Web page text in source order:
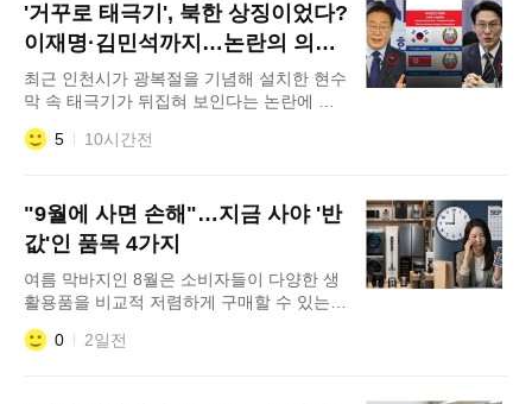
기온은 19도를 기록할 것으로 나타났다. 공
개된 기상 지도 데이터에서는 한반도 중북부
지역이 초록색의 낮은 기온대로 뒤덮인 모습
을
'거꾸로 태극기', 북한 상징이었다?
이재명·김민석까지…논란의 의미
는
최근 인천시가 광복절을 기념해 설치한 현수
막 속 태극기가 뒤집혀 보인다는 논란에 휩
싸인 가운데 인천 송도 불꽃축제 현장에서도
태극 문양이 뒤집힌 모습이 포착됐다. 여기
잇따라 재조명되며 별도의 의도가 있는 것
아니냐는 의혹까지 제기되고 있다. 앞서 인
천시는 최근 제81주년 광복절을 기념해 시
청 후문 인근 횡단보도에 현수막
5 10시간전
"9월에 사면 손해"…지금 사야 '반
값'인 품목 4가지
여름 막바지인 8월은 소비자들이 다양한 생
활용품을 비교적 저렴하게 구매할 수 있는
시기로 꼽힌다. 유통업계가 여름 재고를 정
리하는 동시에 추석 대목을 앞두고 대규모
0 2일전